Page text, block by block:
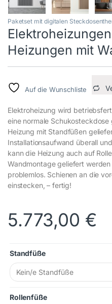
Paketset mit digitalen
Heizungen mit
Auf die Wunschliste
Elektroheizung wird
eine normale
Heizung mit Standfüßen
Installationsaufwand überall
kann die Heizung auch auf
Wandmontage geliefert
problemlos. Schienen an die
einstecken, – fertig!
5.773,00 €
Standfüße
Rollenfüße